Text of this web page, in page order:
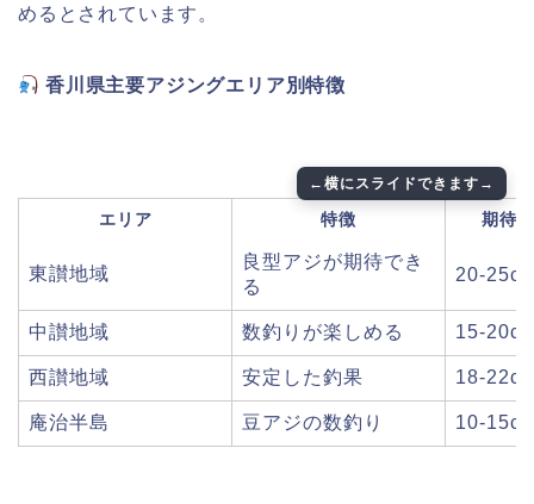
めるとされています。
香川県主要アジングエリア別特徴
エリア 特徴 期待
東讃地域
良型アジが期待でき
る
20-
中讃地域 数釣りが楽しめる 15-
西讃地域 安定した釣果 18-
庵治半島 豆アジの数釣り 10-